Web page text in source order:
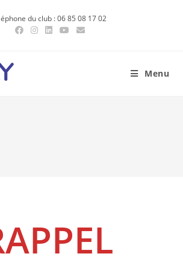
du club : 06 85 08 17 02
Menu